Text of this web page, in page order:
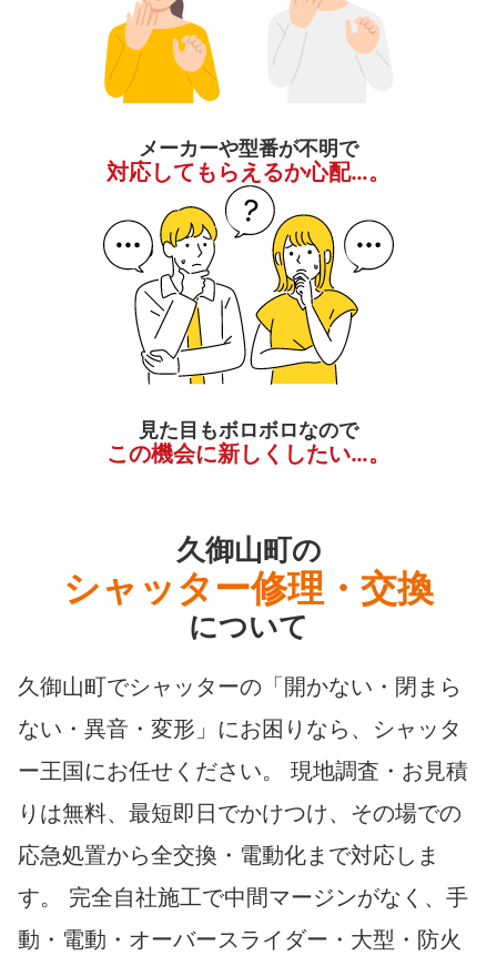
メーカーや型番が不明で
対応してもらえるか心配…。
見た目もボロボロなので
この機会に新しくしたい…。
久御山町の
シャッター修理・交換
について
久御山町でシャッターの「開かない・閉まら
ない・異音・変形」にお困りなら、シャッタ
ー王国にお任せください。 現地調査・お見積
りは無料、最短即日でかけつけ、その場での
応急処置から全交換・電動化まで対応しま
す。 完全自社施工で中間マージンがなく、手
動・電動・オーバースライダー・大型・防火